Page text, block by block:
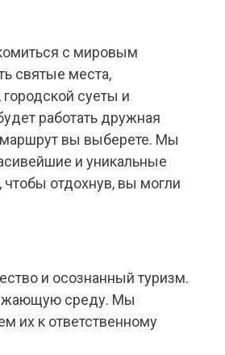
с мировым
святые места,
городской суеты и
работать дружная
маршрут вы выберете. Мы
и уникальные
отдохнув, вы могли
и осознанный туризм.
среду. Мы
их к ответственному